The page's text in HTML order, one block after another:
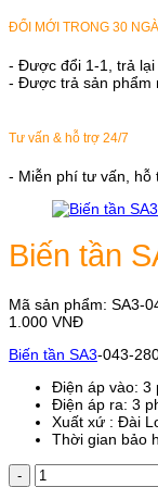
ĐỔI MỚI TRONG 30
- Được đổi 1-1, trả lại
- Được trả sản phẩm
Tư vấn & hỗ trợ 24/7
- Miễn phí tư vấn, hỗ
Biến tần
Mã sản phẩm: SA3-
1.000 VNĐ
Biến tần SA3-043-
Điện áp vào: 3
Điện áp ra: 3
Xuất xứ : Đài
Thời gian bảo
Biến